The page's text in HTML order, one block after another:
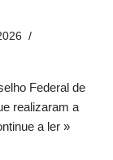
Federal de
realizaram a
a ler »